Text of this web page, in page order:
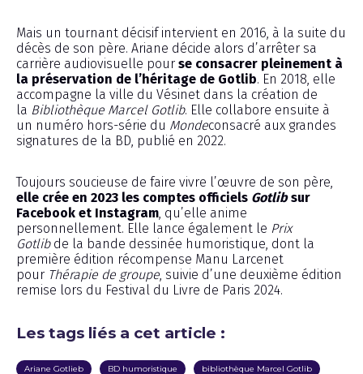
Mais un tournant décisif intervient en 2016, à la suite du
décès de son père. Ariane décide alors d’arrêter sa
carrière audiovisuelle pour se consacrer pleinement à
la préservation de l’héritage de Gotlib. En 2018, elle
accompagne la ville du Vésinet dans la création de
la Bibliothèque Marcel Gotlib. Elle collabore ensuite à
un numéro hors-série du Mondeconsacré aux grandes
signatures de la BD, publié en 2022.
Toujours soucieuse de faire vivre l’œuvre de son père,
elle crée en 2023 les comptes officiels Gotlibsur
Facebook et Instagram , qu’elle anime
personnellement. Elle lance également le Prix
Gotlibde la bande dessinée humoristique, dont la
première édition récompense Manu Larcenet
pour Thérapie de groupe , suivie d’une deuxième édition
remise lors du Festival du Livre de Paris 2024.
Les tags liés a cet article :
Ariane Gotlieb BD humoristique bibliothèque Marcel Gotlib